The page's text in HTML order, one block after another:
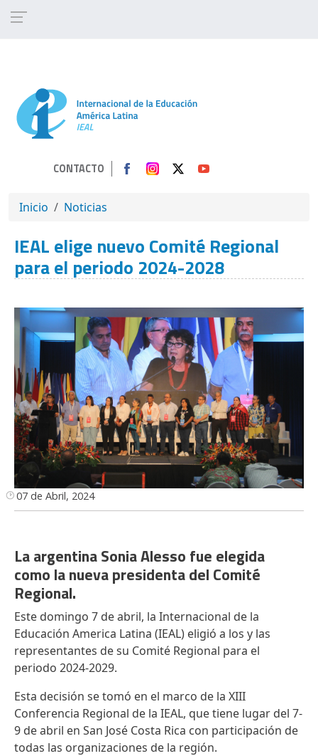
CONTACTO
SOBRESCRIBIR ENLACES DE AYUDA A
Inicio Noticias
IEAL elige nuevo Comité Regional
para el periodo 2024-2028
07 de Abril, 2024
La argentina Sonia Alesso fue elegida
como la nueva presidenta del Comité
Regional.
Este domingo 7 de abril, la Internacional de la
Educación America Latina (IEAL) eligió a los y las
representantes de su Comité Regional para el
periodo 2024-2029.
Esta decisión se tomó en el marco de la XIII
Conferencia Regional de la IEAL, que tiene lugar del 7-
9 de abril en San José Costa Rica con participación de
todas las organizaciones de la región.